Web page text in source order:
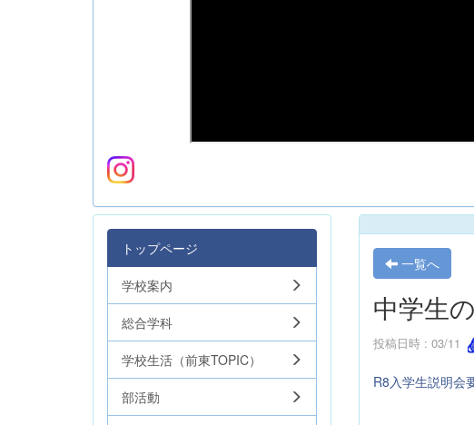
一覧へ
中学生
投稿日時 : 03/11
R8入学生説明会
トップページ
学校案内
総合学科
学校生活（前東TOPIC）
部活動